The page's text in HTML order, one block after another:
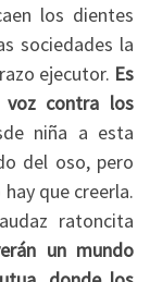
los dientes
sociedades la
ejecutor. Es
voz contra los
niña a esta
del oso, pero
que creerla.
ratoncita
un mundo